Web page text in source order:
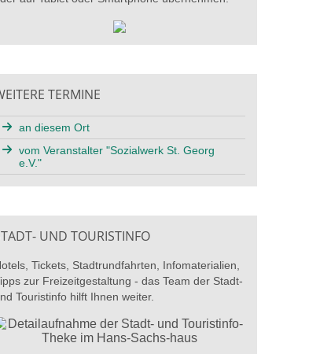
TERMINE
an diesem Ort
vom Veranstalter "Sozialwerk St. Georg
e.V."
UND TOURISTINFO
Tickets, Stadtrundfahrten, Infomaterialien,
zur Freizeitgestaltung - das Team der Stadt-
Touristinfo hilft Ihnen weiter.